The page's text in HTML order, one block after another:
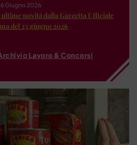
Giugno 2026
novità dalla Gazzetta Ufficiale
del 23 giugno 2026
Lavoro & Concorsi